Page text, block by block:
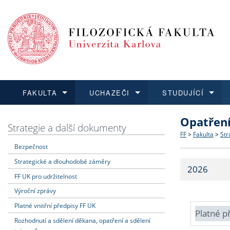
FAKULTA
Dozvědět se více
Struktura
Strategie
Fakultní
UCHAZEČI
Podat přihlášku
Co
Učitelské
STUDUJÍCÍ
Dozvědět se více
Dozvědět se více
O vědě a
Dozvědět se více
Aktuální
Strategie a další dokumenty
Bezpečnost
Strategické a dlouhodobé záměry
FF UK pro udržitelnost
Výroční zprávy
Platné vnitřní předpisy FF UK
Rozhodnutí a sdělení děkana, opatření a sdělení
FF > Fakulta >
2026
Platné